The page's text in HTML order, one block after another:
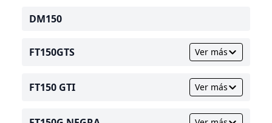
DM150
FT150GTS Ver más
FT150 GTI Ver más